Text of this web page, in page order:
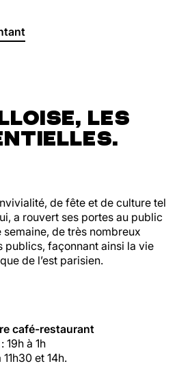
les
de fête et de culture tel
a rouvert ses portes au public
de très nombreux
publics, façonnant ainsi la vie
de l’est parisien.
café-restaurant
à 1h
et 14h.